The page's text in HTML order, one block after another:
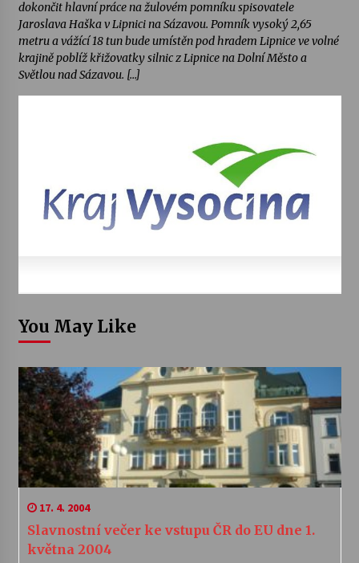
dokončit hlavní práce na žulovém pomníku spisovatele
Jaroslava Haška v Lipnici na Sázavou. Pomník vysoký 2,65
metru a vážící 18 tun bude umístěn pod hradem Lipnice ve volné
krajině poblíž křižovatky silnic z Lipnice na Dolní Město a
Světlou nad Sázavou. […]
You May Like
17. 4. 2004
Slavnostní večer ke vstupu ČR do EU dne 1.
května 2004